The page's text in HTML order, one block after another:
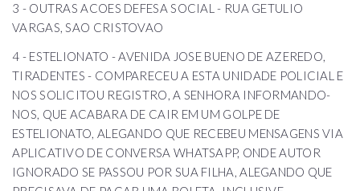
3 - OUTRAS ACOES DEFESA SOCIAL - RUA GETULIO
VARGAS, SAO CRISTOVAO
4 - ESTELIONATO - AVENIDA JOSE BUENO DE AZEREDO,
TIRADENTES - COMPARECEU A ESTA UNIDADE POLICIAL E
NOS SOLICITOU REGISTRO, A SENHORA INFORMANDO-
NOS, QUE ACABARA DE CAIR EM UM GOLPE DE
ESTELIONATO, ALEGANDO QUE RECEBEU MENSAGENS VIA
APLICATIVO DE CONVERSA WHATSAPP, ONDE AUTOR
IGNORADO SE PASSOU POR SUA FILHA, ALEGANDO QUE